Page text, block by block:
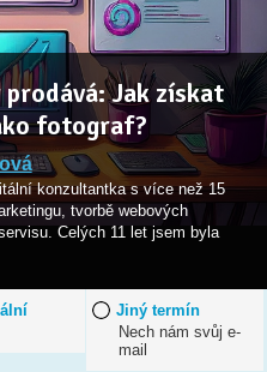
Jak získat
fotograf?
konzultantka s více než 15
tvorbě webových
Celých 11 let jsem byla
Jiný termín
Nech nám svůj e-
mail